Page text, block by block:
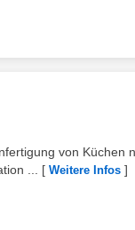
von Küchen
...
[ Weitere Infos ]